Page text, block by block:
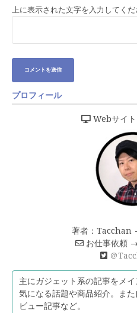
上に表示された文字を入力してくだ
プロフィール
Webサイト
著者：Tacchan
お仕事依頼 →
＠
主にガジェット系の記事をメイ
気になる話題や商品紹介。ま
ビュー記事など。